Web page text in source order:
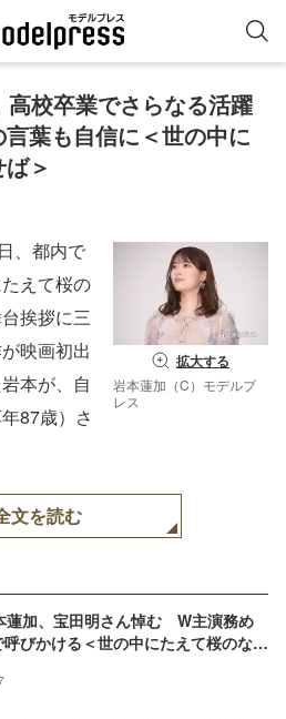
校卒業でさらなる活躍
葉も自信に＜世の中に
＞
拡大する
岩本蓮加（C）モデルプ
レス
、都内で
えて桜の
挨拶に三
映画初出
本が、自
87歳）さ
文を読む
蓮加、宝田明さん悼む W主演務め
びかける＜世の中にたえて桜のなか